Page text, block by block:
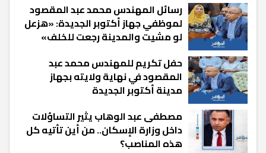
رسائل المهندس محمد عبد المقصود
لموظفي جهاز أكتوبر الجديدة: «هزعل
لو مشيت والمدينة رجعت للخلف»
حفل تكريم للمهندس محمد عبد
المقصود في نهاية ولايته بجهاز
مدينة أكتوبر الجديدة
مصطفى عبد الوهاب يثير التساؤلات
داخل وزارة الإسكان.. من أين تأتيه كل
هذه المناصب؟